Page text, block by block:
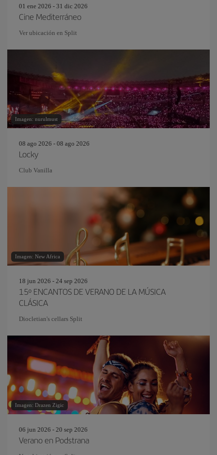
01 ene 2026 - 31 dic 2026
Cine Mediterráneo
Ver ubicación en Split
Imagen: nurulmust
08 ago 2026 - 08 ago 2026
Locky
Club Vanilla
Imagen: New Africa
18 jun 2026 - 24 sep 2026
15º ENCANTOS DE VERANO DE LA MÚSICA
CLÁSICA
Diocletian's cellars Split
Imagen: Drazen Zigic
06 jun 2026 - 20 sep 2026
Verano en Podstrana